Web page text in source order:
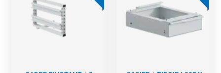
était :
est :
438,00 €.
était :
246,00 €.
est :
234,00 €.